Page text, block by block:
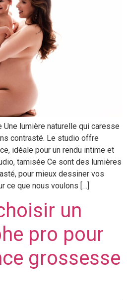
Une lumière naturelle qui caresse
contrasté. Le studio offre
idéale pour un rendu intime et
tamisée Ce sont des lumières
pour mieux dessiner vos
ce que nous voulons […]
un
pro pour
grossesse